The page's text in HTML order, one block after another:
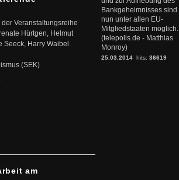
Veranstaltungsreihe
Hürtgen, Helmut
Seeck, Harry Waibel.
(SEK)
am
Bankgeheimnisses sind
nun unter allen EU-
Mitgliedstaaten möglich.
(telepolis.de - Matthias
Monroy)
25.03.2014 hits: 36619